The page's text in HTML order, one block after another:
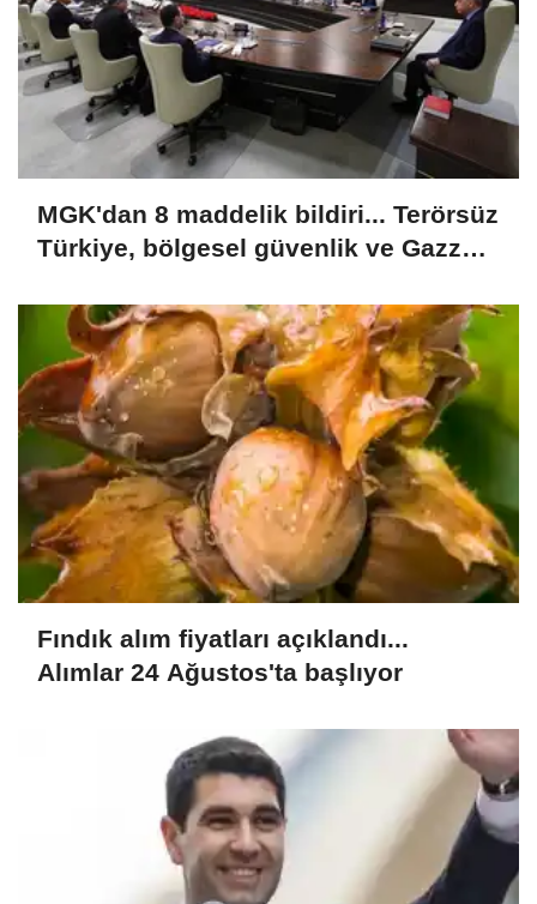
MGK'dan 8 maddelik bildiri... Terörsüz
Türkiye, bölgesel güvenlik ve Gazze
Fındık alım fiyatları açıklandı...
Alımlar 24 Ağustos'ta başlıyor